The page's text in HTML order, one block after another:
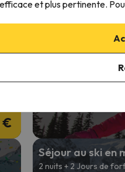
4 nuits + 3 Jours de
€
Vacances de
Zone A: 7 nuits + 6
Séjour au ski en
2 nuits + 2 Jours de
et plus pertinente.